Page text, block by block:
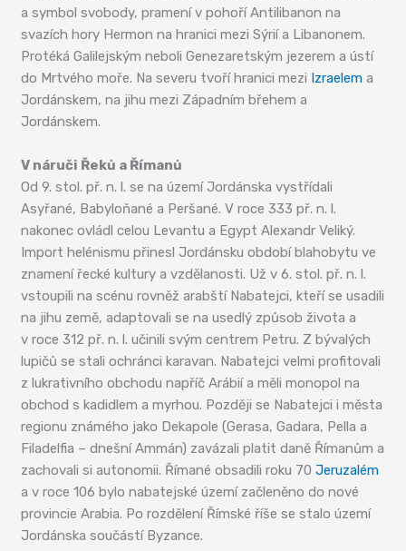
a symbol svobody, pramení v pohoří Antilibanon na
svazích hory Hermon na hranici mezi Sýrií a Libanonem.
Protéká Galilejským neboli Genezaretským jezerem a ústí
do Mrtvého moře. Na severu tvoří hranici mezi Izraelem a
Jordánskem, na jihu mezi Západním břehem a
Jordánskem.
V náruči Řeků a Římanů
Od 9. stol. př. n. l. se na území Jordánska vystřídali
Asyřané, Babyloňané a Peršané. V roce 333 př. n. l.
nakonec ovládl celou Levantu a Egypt Alexandr Veliký.
Import helénismu přinesl Jordánsku období blahobytu ve
znamení řecké kultury a vzdělanosti. Už v 6. stol. př. n. l.
vstoupili na scénu rovněž arabští Nabatejci, kteří se usadili
na jihu země, adaptovali se na usedlý způsob života a
v roce 312 př. n. l. učinili svým centrem Petru. Z bývalých
lupičů se stali ochránci karavan. Nabatejci velmi profitovali
z lukrativního obchodu napříč Arábií a měli monopol na
obchod s kadidlem a myrhou. Později se Nabatejci i města
regionu známého jako Dekapole (Gerasa, Gadara, Pella a
Filadelfia – dnešní Ammán) zavázali platit daně Římanům a
zachovali si autonomii. Římané obsadili roku 70Jeruzalém
a v roce 106 bylo nabatejské území začleněno do nové
provincie Arabia. Po rozdělení Římské říše se stalo území
Jordánska součástí Byzance.